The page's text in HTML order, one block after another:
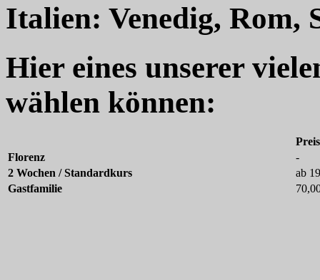
Italien: Venedig, Rom,
Hier eines unserer
wählen können:
Florenz
-
2 Wochen / Standardkurs
ab
Gastfamilie